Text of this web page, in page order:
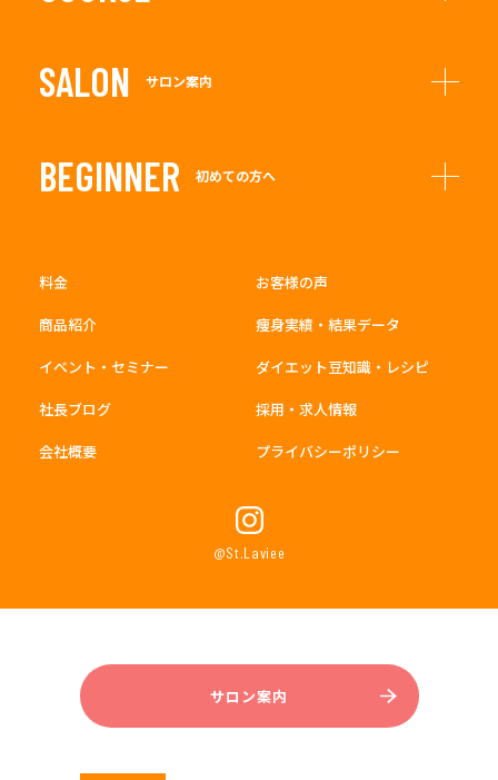
SALON サロン案内
BEGINNER 初めての方へ
料金
お客様の声
商品紹介
痩身実績・結果データ
イベント・セミナー
ダイエット豆知識・レシピ
社長ブログ
採用・求人情報
会社概要
プライバシーポリシー
@St.Laviee
サロン案内